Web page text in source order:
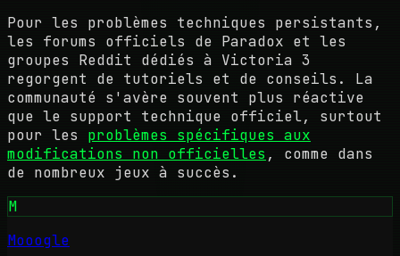
Pour les problèmes techniques persistants,
les forums officiels de Paradox et les
groupes Reddit dédiés à Victoria 3
regorgent de tutoriels et de conseils. La
communauté s'avère souvent plus réactive
que le support technique officiel, surtout
pour les problèmes spécifiques aux
modifications non officielles , comme dans
de nombreux jeux à succès.
M
Mooogle